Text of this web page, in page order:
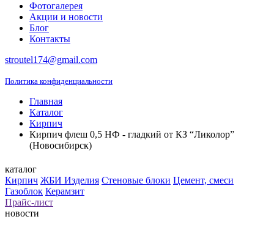
Фотогалерея
Акции и новости
Блог
Контакты
stroutel174@gmail.com
Политика конфиденциальности
Главная
Каталог
Кирпич
Кирпич флеш 0,5 НФ - гладкий от КЗ “Ликолор”
(Новосибирск)
каталог
Кирпич ЖБИ Изделия Стеновые блоки Цемент, смеси
Газоблок Керамзит
Прайс-лист
новости